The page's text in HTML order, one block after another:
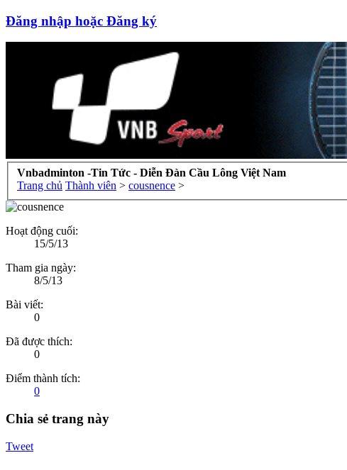
Đăng nhập hoặc Đăng ký
Vnbadminton -Tin Tức - Diễn Đàn Cầu Lông Việt Nam
Trang chủ Thành viên > cousnence >
Hoạt động cuối:
15/5/13
Tham gia ngày:
8/5/13
Bài viết:
0
Đã được thích:
0
Điểm thành tích:
0
Chia sẻ trang này
Tweet